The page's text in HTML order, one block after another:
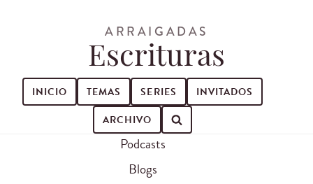
ARRAIGADAS
Escrituras
INICIO TEMAS SERIES
INVITADOS
ARCHIVO
Buscar episodios de podcast
Podcasts
Blogs